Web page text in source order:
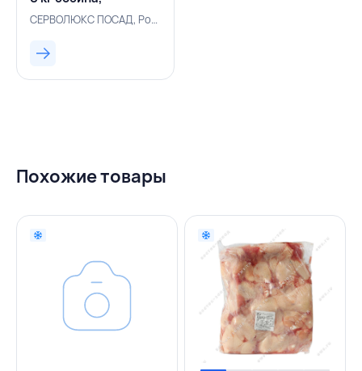
СЕРВОЛЮКС,
СЕРВОЛЮКС ПОСАД, Россия, 500002763
Похожие товары